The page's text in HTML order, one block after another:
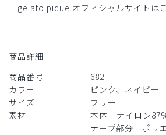
gelato pique オフィシャルサイトは
商品詳細
商品番号
682
カラー
ピンク、ネイビー
サイズ
フリー
素材
本体 ナイロン
テープ部分 ポリ